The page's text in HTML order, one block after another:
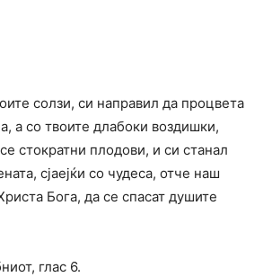
солзи, си направил да процвета
а со твоите длабоки воздишки,
стократни плодови, и си станал
сјаејќи со чудеса, отче наш
Бога, да се спасат душите
глас 6.